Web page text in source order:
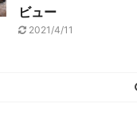
ビュー
2021/4/11